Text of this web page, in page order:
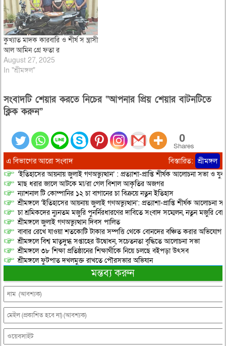
কুখ্যাত মাদক কারবারি ও শীর্ষ স ন্ত্রাসী
আল আমিন গ্রে ফতা র
August 27, 2025
In "শ্রীমঙ্গল"
সংবাদটি শেয়ার করতে নিচের “আপনার প্রিয় শেয়ার বাটনটিতে
ক্লিক করুন”
0
Shares
এ বিভাগের আরো সংবাদ বিস্তারিত: শ্রীমঙ্গল
‘ইতিহাসের আয়নায় জুলাই গণঅভ্যুত্থান’ : প্রত্যাশা-প্রাপ্তি শীর্ষক আলোচনা সভা ও
মাছ ধরার জালে আটকে মা/রা গেল বিশাল আকৃতির অজগর
ন্যাশনাল টি কোম্পানির ১২ চা বাগানের চা বিক্রয়ে নতুন ইতিহাস
শ্রীমঙ্গলে ‘ইতিহাসের আয়নায় জুলাই গণঅভ্যুত্থান’: প্রত্যাশা-প্রাপ্তি শীর্ষক আলোচনা
চা শ্রমিকদের ন্যুনতম মজুরি পুনর্নিরধারণের দাবিতে সংবাদ সম্মেলন, নতুন মজুরি
শ্রীমঙ্গলে জুলাই গণঅভ্যুত্থান দিবস পালিত
বাবার রেখে যাওয়া শতকোটি টাকার সম্পত্তি থেকে বোনদের বঞ্চিত করার অভিযোগ
শ্রীমঙ্গলে বিশ্ব মাতৃদুগ্ধ সপ্তাহের উদ্বোধন, সচেতনতা বৃদ্ধিতে আলোচনা সভা
শ্রীমঙ্গলে ৩৮ শিক্ষা প্রতিষ্ঠানের শিক্ষার্থীকে নিয়ে চলছে বইপড়া উৎসব
শ্রীমঙ্গলে ফুটপাত দখলমুক্ত রাখতে পৌরসভার অভিযান
মন্তব্য করুন